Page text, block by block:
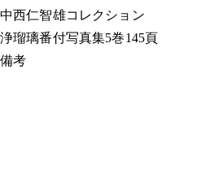
中西仁智雄コレクション
浄瑠璃番付写真集5巻145頁
備考